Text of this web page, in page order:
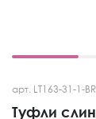
арт. LT163-31-1-BR
Туфли